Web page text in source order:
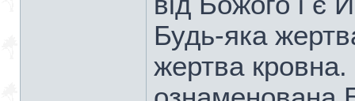
Будь-яка
жертва